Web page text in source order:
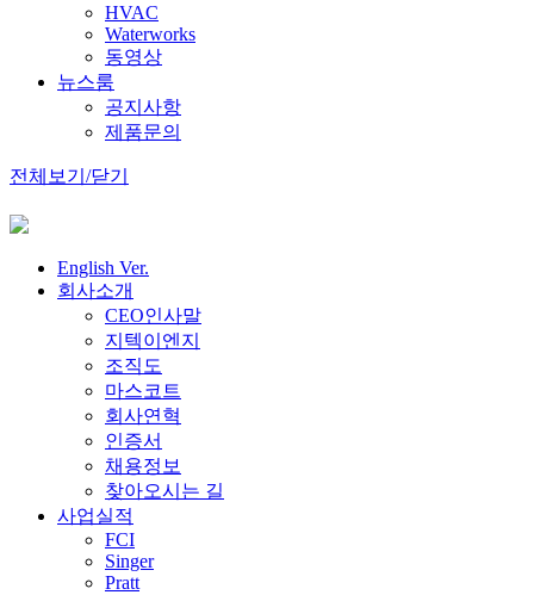
HVAC
Waterworks
동영상
뉴스룸
공지사항
제품문의
전체보기/닫기
English Ver.
회사소개
CEO인사말
지텍이엔지
조직도
마스코트
회사연혁
인증서
채용정보
찾아오시는 길
사업실적
FCI
Singer
Pratt